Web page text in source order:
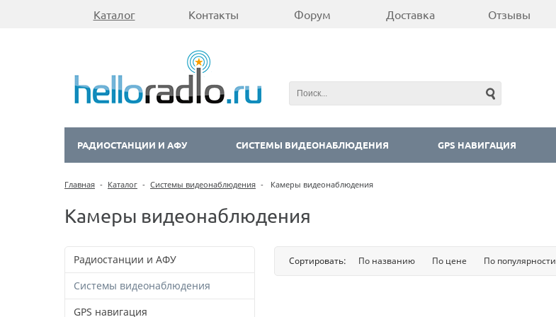
Каталог Контакты Форум Доставка Отзывы
РАДИОСТАНЦИИ И АФУ СИСТЕМЫ ВИДЕОНАБЛЮДЕНИЯ GPS НАВИГАЦИЯ
Главная - Каталог - Системы видеонаблюдения - Камеры видеонаблюдения
Камеры видеонаблюдения
Радиостанции и АФУ
Системы видеонаблюдения
GPS навигация
Сортировать: По названию По цене По популярности